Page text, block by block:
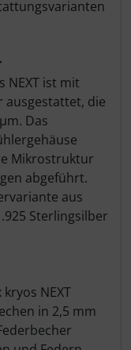
NEXT ist mit
die
Das
Mikrostruktur
abgeführt.
aus
Sterlingsilber
NEXT
in 2,5 mm